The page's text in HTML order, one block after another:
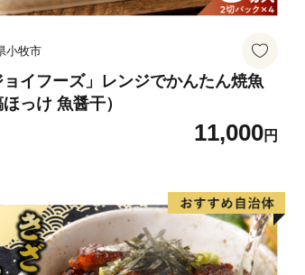
小牧市
ョイフーズ」レンジでかんたん焼魚
ほっけ 魚醤干）
11,000円